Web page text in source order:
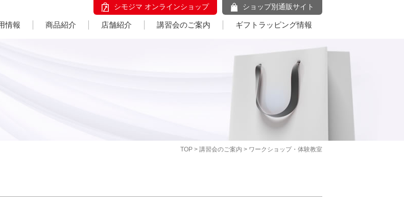
シモジマ オンラインショップ ショップ別通販サイト
情報 商品紹介 店舗紹介 講習会のご案内 ギフトラッピング情報
TOP > 講習会のご案内 > ワークショップ・体験教室